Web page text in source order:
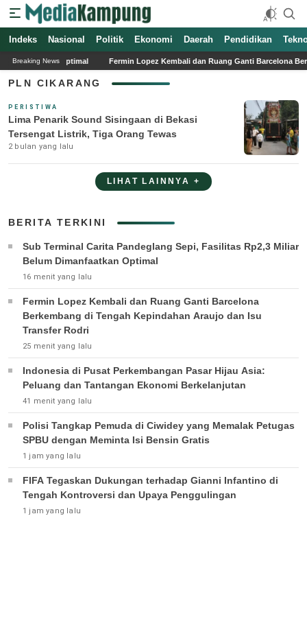
Media Kampung
Media Online Indonesia Terpercaya
Indeks Nasional Politik Ekonomi Daerah Pendidikan
Breaking News
Optimal Fermin Lopez Kembali dan Ruang Ganti Barcelona
PLN CIKARANG
PERISTIWA
Lima Penarik Sound Sisingaan di Bekasi
Tersengat Listrik, Tiga Orang Tewas
2 bulan yang lalu
LIHAT LAINNYA +
BERITA TERKINI
Sub Terminal Carita Pandeglang Sepi, Fasilitas Rp2,3 Miliar
Belum Dimanfaatkan Optimal
16 menit yang lalu
Fermin Lopez Kembali dan Ruang Ganti Barcelona
Berkembang di Tengah Kepindahan Araujo dan Isu
Transfer Rodri
25 menit yang lalu
Indonesia di Pusat Perkembangan Pasar Hijau Asia:
Peluang dan Tantangan Ekonomi Berkelanjutan
41 menit yang lalu
Polisi Tangkap Pemuda di Ciwidey yang Memalak Petugas
SPBU dengan Meminta Isi Bensin Gratis
1 jam yang lalu
FIFA Tegaskan Dukungan terhadap Gianni Infantino di
Tengah Kontroversi dan Upaya Penggulingan
1 jam yang lalu